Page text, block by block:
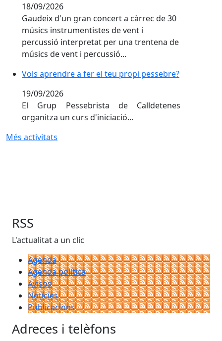
18/09/2026
Gaudeix d'un gran concert a càrrec de 30
músics instrumentistes de vent i
percussió interpretat per una trentena de
músics de vent i percussió...
Vols aprendre a fer el teu propi pessebre?
Vols aprendre a fer el teu propi pessebre?
19/09/2026
El Grup Pessebrista de Calldetenes
organitza un curs d'iniciació...
Més activitats
RSS
L'actualitat a un clic
Agenda
Agenda política
Avisos
Notícies
Publicacions
Adreces i telèfons